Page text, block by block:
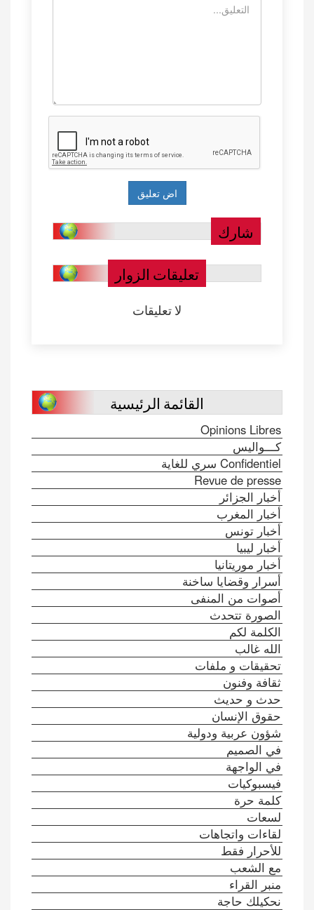
شارك
تعليقات الزوار
لا تعليقات
القائمة الرئيسية
Opinions Libres
كـــواليس
Confidentiel سري للغاية
Revue de presse
أخبار الجزائر
أخبار المغرب
أخبار تونس
أخبار ليبيا
أخبار موريتانيا
أسرار وقضايا ساخنة
أصوات من المنفى
الصورة تتحدث
الكلمة لكم
الله غالب
تحقيقات و ملفات
ثقافة وفنون
حدث و حديث
حقوق الإنسان
شؤون عربية ودولية
في الصميم
في الواجهة
فيسبوكيات
كلمة حرة
لسعات
لقاءات واتجاهات
للأحرار فقط
مع الشعب
منبر القراء
نحكيلك حاجة